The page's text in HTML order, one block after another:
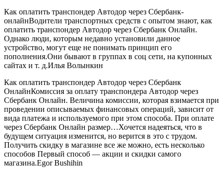
Как оплатить транспондер Автодор через Сбербанк-
онлайнВодители транспортных средств с опытом знают, как
оплатить транспондер Автодор через Сбербанк Онлайн.
Однако люди, которым недавно установили данное
устройство, могут еще не понимать принцип его
пополнения.Они бывают в группах в соц сети, на купонных
сайтах и т. д.Илья Волынкин
Как оплатить транспондер Автодор через Сбербанк
ОнлайнКомиссия за оплату транспондера Автодор через
Сбербанк Онлайн. Величина комиссии, которая взимается при
проведении описываемых финансовых операций, зависит от
вида платежа и используемого при этом способа. При оплате
через Сбербанк Онлайн размер…Хочется надеяться, что в
будущем ситуация изменится, но верится в это с трудом.
Получить скидку в магазине все же можно, есть несколько
способов Первый способ — акции и скидки самого
магазина.Egor Bushihin